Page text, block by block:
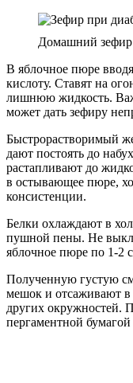
Домашний зефир
В яблочное пюре
кислоту. Ставят на
лишнюю жидкость.
может дать зефиру
Быстрорастворимый
дают постоять до
растапливают до
в остывающее пюре,
консистенции.
Белки охлаждают в
пушной пены. Не
яблочное пюре по 1-2
Полученную густую
мешок и отсаживают
других окружностей.
пергаментной